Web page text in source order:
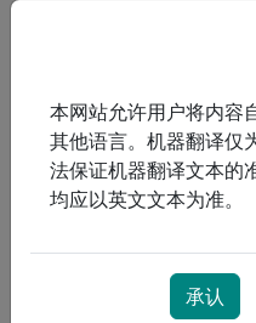
当地注册呼吸治疗师和
支持，以满足紧急需求
定期对居民进行后续评
将临床评估和建议记录
为接受氧疗的居民制
提供全面的呼吸设备
CPAP、BiPAP、辅助
本网站允许用户将内容
其他语言。机器翻译仅
法保证机器翻译文本的
均应以英文文本为准。
承认